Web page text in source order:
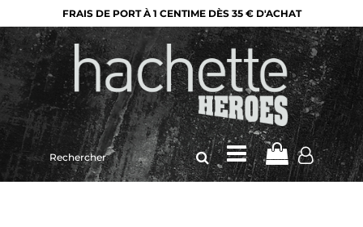
FRAIS DE PORT À 1 CENTIME DÈS 35 € D'ACHAT
Rechercher
sur
le